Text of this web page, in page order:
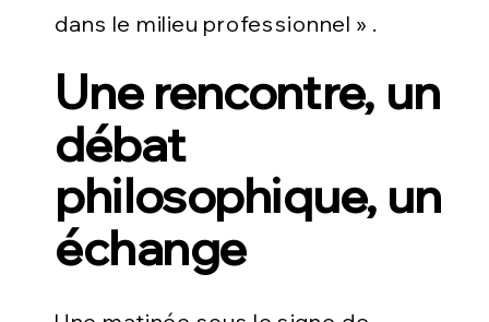
dans le milieu professionnel » .
Une rencontre, un
débat
philosophique, un
échange